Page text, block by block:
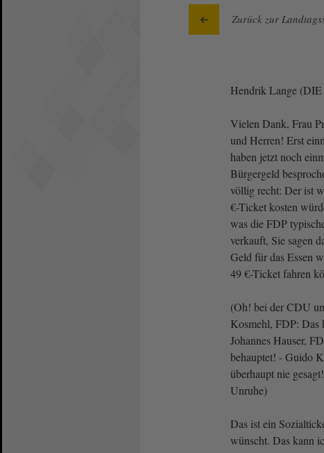
Zurück zur
Hendrik Lange
Vielen Dank, Frau
und Herren! Erst
haben jetzt noch
Bürgergeld
völlig recht: Der ist
€-Ticket kosten
was die FDP
verkauft, Sie sagen
Geld für das Essen
49 €-Ticket fahren
(Oh! bei der CDU
Kosmehl, FDP: Das
Johannes Hauser,
behauptet! - Guido
überhaupt nie
Unruhe)
Das ist ein
wünscht. Das kann